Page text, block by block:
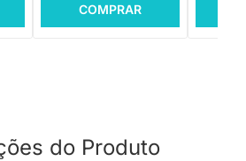
COMPRAR
do Produto